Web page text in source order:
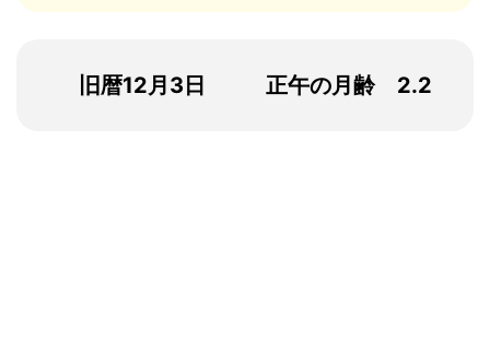
旧暦12月3日 正午の月齢 2.2